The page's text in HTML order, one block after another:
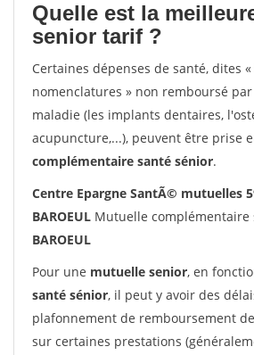
Quelle est la
senior tarif ?
Certaines dépenses de santé, dites
nomenclatures » non remboursé
maladie (les implants dentaires,
acupuncture,...), peuvent être prise
complémentaire santé sénior.
Centre Epargne SantÃ© mutuelles
BAROEUL Mutuelle complémentaire
BAROEUL
Pour une mutuelle senior, en
santé sénior, il peut y avoir des
plafonnement de remboursement
sur certaines prestations